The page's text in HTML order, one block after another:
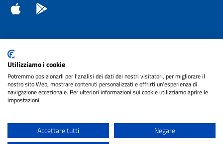
App Store
Attuazione Misure PNRR
Piano di miglioramento del sito
Note legali
cura diNET SMART
Utilizziamo i cookie
Potremmo posizionarli per l'analisi dei dati dei nostri visitatori, per migliorare il
nostro sito Web, mostrare contenuti personalizzati e offrirti un'esperienza di
navigazione eccezionale. Per ulteriori informazioni sui cookie utilizziamo aprire le
impostazioni.
Accettare tutti Negare